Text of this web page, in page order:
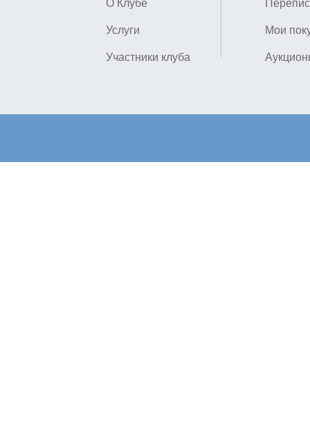
О Клубе
Услуги
Участники клуба
Мои